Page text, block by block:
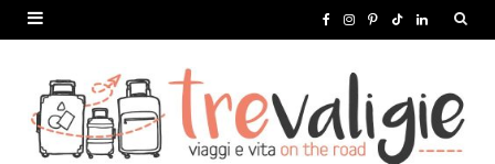
I
t
P
t
T
k
T
L
k